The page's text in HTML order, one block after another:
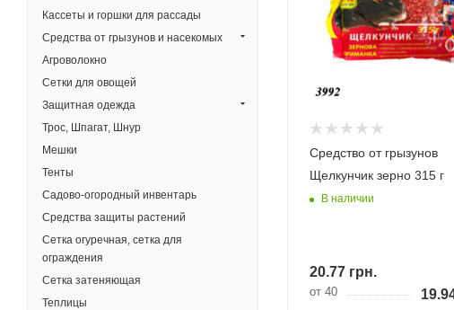
Средство от грызунов
Щелкунчик зерно 315 г
В наличии
20.77 грн.
от 40
Кассеты и горшки для рассады
Средства от грызунов и насекомых
Агроволокно
Сетки для овощей
Защитная одежда
Трос, Шпагат, Шнур
Мешки
Тенты
Садово-огородный инвентарь
Средства защиты растений
Сетка огуречная, сетка для
ограждения
Сетка затеняющая
Теплицы